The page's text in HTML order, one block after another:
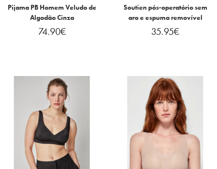
Pijama PB Homem Veludo de
Algodão Cinza
74.90€
Soutien pós-operatório sem
aro e espuma removível
35.95€